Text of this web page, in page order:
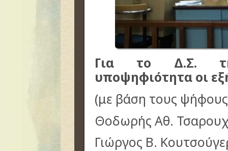
Για το Δ.Σ.
υποψηφιότητα οι
(με βάση τους
Θοδωρής Αθ.
Γιώργος Β.